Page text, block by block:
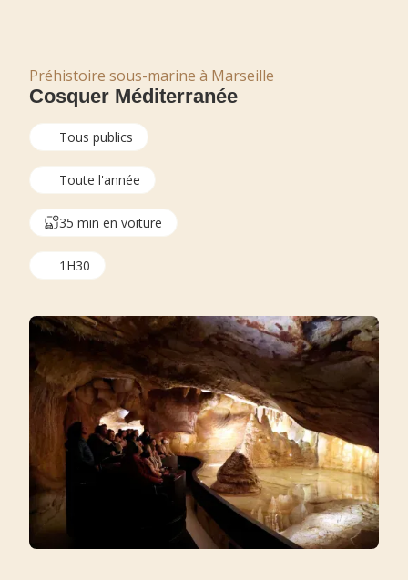
Préhistoire sous-marine à Marseille
Cosquer Méditerranée
Tous publics
Toute l'année
35 min en voiture
1H30